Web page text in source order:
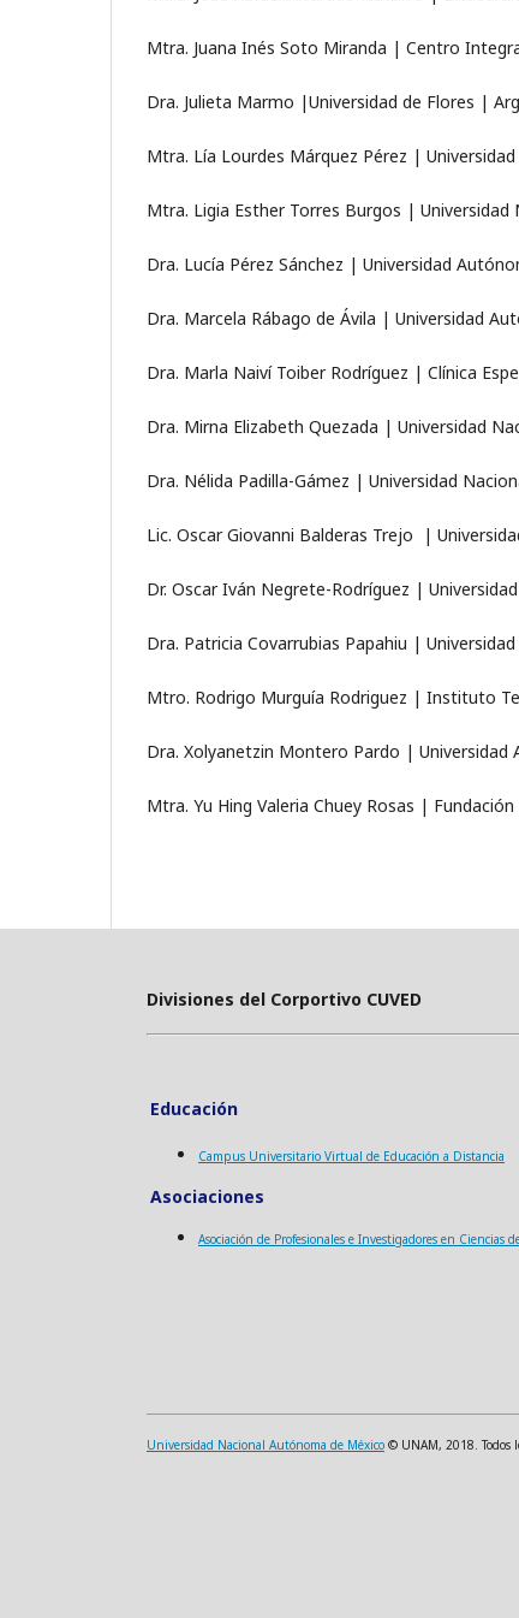
Mtra. Juana Inés Soto Miranda | Centro
Dra. Julieta Marmo |Universidad de Flores |
Mtra. Lía Lourdes Márquez Pérez |
Mtra. Ligia Esther Torres Burgos |
Dra. Lucía Pérez Sánchez | Universidad
Dra. Marcela Rábago de Ávila | Universidad
Dra. Marla Naiví Toiber Rodríguez | Clínica
Dra. Mirna Elizabeth Quezada | Universidad
Dra. Nélida Padilla-Gámez | Universidad
Lic. Oscar Giovanni Balderas Trejo |
Dr. Oscar Iván Negrete-Rodríguez |
Dra. Patricia Covarrubias Papahiu |
Mtro. Rodrigo Murguía Rodriguez | Instituto
Dra. Xolyanetzin Montero Pardo |
Mtra. Yu Hing Valeria Chuey Rosas |
Divisiones del Corportivo CUVED
Educación
Campus Universitario Virtual de Educación a Distancia
Asociaciones
Asociación de Profesionales e Investigadores en Ciencias
Universidad Nacional Autónoma de México © UNAM, 2018. Todos